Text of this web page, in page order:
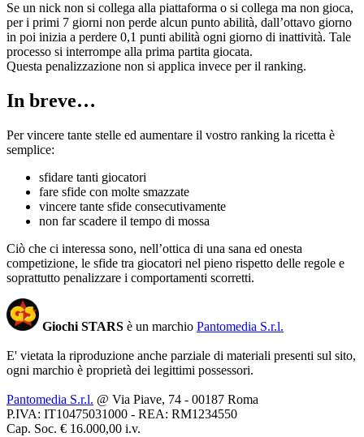
Se un nick non si collega alla piattaforma o si collega ma non gioca,
per i primi 7 giorni non perde alcun punto abilità, dall’ottavo giorno
in poi inizia a perdere 0,1 punti abilità ogni giorno di inattività. Tale
processo si interrompe alla prima partita giocata.
Questa penalizzazione non si applica invece per il ranking.
In breve…
Per vincere tante stelle ed aumentare il vostro ranking la ricetta è
semplice:
sfidare tanti giocatori
fare sfide con molte smazzate
vincere tante sfide consecutivamente
non far scadere il tempo di mossa
Ciò che ci interessa sono, nell’ottica di una sana ed onesta
competizione, le sfide tra giocatori nel pieno rispetto delle regole e
soprattutto penalizzare i comportamenti scorretti.
Giochi STARS è un marchio Pantomedia S.r.l.
E' vietata la riproduzione anche parziale di materiali presenti sul sito,
ogni marchio è proprietà dei legittimi possessori.
Pantomedia S.r.l. @ Via Piave, 74 - 00187 Roma
P.IVA: IT10475031000 - REA: RM1234550
Cap. Soc. € 16.000,00 i.v.